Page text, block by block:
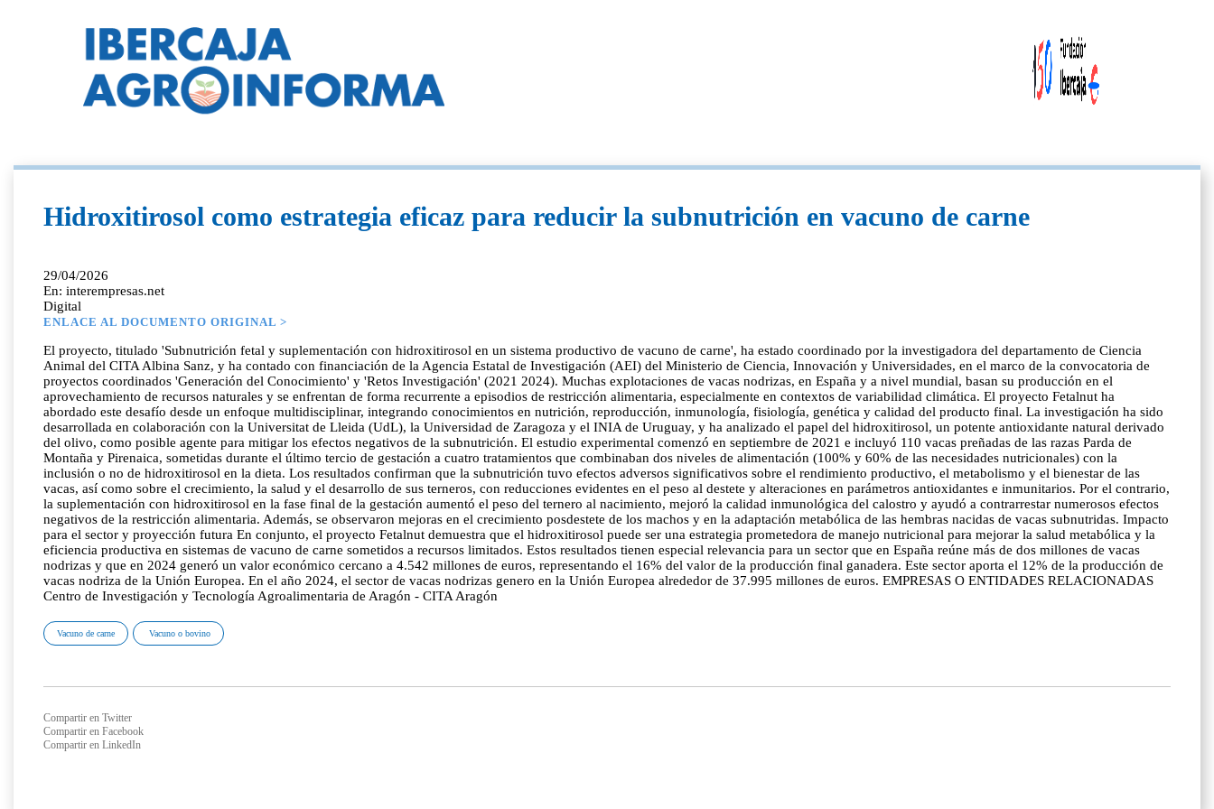
Hidroxitirosol como estrategia eficaz para reducir la subnutrición en vacuno de carne
29/04/2026
En: interempresas.net
Digital
ENLACE AL DOCUMENTO ORIGINAL >
El proyecto, titulado 'Subnutrición fetal y suplementación con hidroxitirosol en un sistema productivo de vacuno de carne', ha estado coordinado por la investigadora del departamento de Ciencia
Animal del CITA Albina Sanz, y ha contado con financiación de la Agencia Estatal de Investigación (AEI) del Ministerio de Ciencia, Innovación y Universidades, en el marco de la convocatoria de
proyectos coordinados 'Generación del Conocimiento' y 'Retos Investigación' (2021 2024). Muchas explotaciones de vacas nodrizas, en España y a nivel mundial, basan su producción en el
aprovechamiento de recursos naturales y se enfrentan de forma recurrente a episodios de restricción alimentaria, especialmente en contextos de variabilidad climática. El proyecto Fetalnut ha
abordado este desafío desde un enfoque multidisciplinar, integrando conocimientos en nutrición, reproducción, inmunología, fisiología, genética y calidad del producto final. La investigación ha sido
desarrollada en colaboración con la Universitat de Lleida (UdL), la Universidad de Zaragoza y el INIA de Uruguay, y ha analizado el papel del hidroxitirosol, un potente antioxidante natural derivado
del olivo, como posible agente para mitigar los efectos negativos de la subnutrición. El estudio experimental comenzó en septiembre de 2021 e incluyó 110 vacas preñadas de las razas Parda de
Montaña y Pirenaica, sometidas durante el último tercio de gestación a cuatro tratamientos que combinaban dos niveles de alimentación (100% y 60% de las necesidades nutricionales) con la
inclusión o no de hidroxitirosol en la dieta. Los resultados confirman que la subnutrición tuvo efectos adversos significativos sobre el rendimiento productivo, el metabolismo y el bienestar de las
vacas, así como sobre el crecimiento, la salud y el desarrollo de sus terneros, con reducciones evidentes en el peso al destete y alteraciones en parámetros antioxidantes e inmunitarios. Por el contrario,
la suplementación con hidroxitirosol en la fase final de la gestación aumentó el peso del ternero al nacimiento, mejoró la calidad inmunológica del calostro y ayudó a contrarrestar numerosos efectos
negativos de la restricción alimentaria. Además, se observaron mejoras en el crecimiento posdestete de los machos y en la adaptación metabólica de las hembras nacidas de vacas subnutridas. Impacto
para el sector y proyección futura En conjunto, el proyecto Fetalnut demuestra que el hidroxitirosol puede ser una estrategia prometedora de manejo nutricional para mejorar la salud metabólica y la
eficiencia productiva en sistemas de vacuno de carne sometidos a recursos limitados. Estos resultados tienen especial relevancia para un sector que en España reúne más de dos millones de vacas
nodrizas y que en 2024 generó un valor económico cercano a 4.542 millones de euros, representando el 16% del valor de la producción final ganadera. Este sector aporta el 12% de la producción de
vacas nodriza de la Unión Europea. En el año 2024, el sector de vacas nodrizas genero en la Unión Europea alrededor de 37.995 millones de euros. EMPRESAS O ENTIDADES RELACIONADAS
Centro de Investigación y Tecnología Agroalimentaria de Aragón - CITA Aragón
Vacuno de carne Vacuno o bovino
Compartir en Twitter
Compartir en Facebook
Compartir en LinkedIn